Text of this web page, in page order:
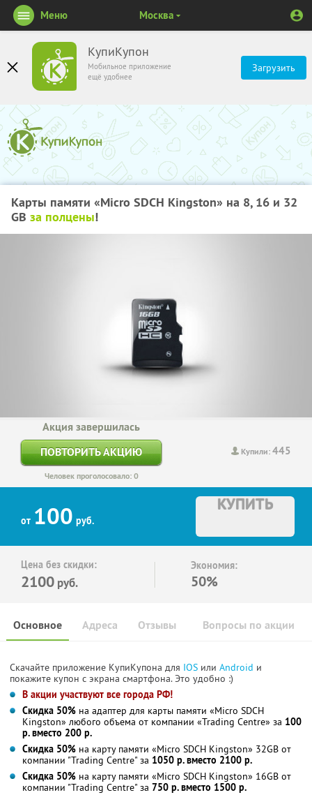
КупиКупон
Мобильное приложение
ещё удобнее
Загрузить
Меню Москва
Карты памяти «Micro SDCH Kingston» на 8, 16 и 32
GB за полцены!
Купили:445
Акция завершилась
ПОВТОРИТЬ АКЦИЮ
Человек проголосовало: 0
от 100 руб.
КУПИТЬ
Цена без скидки:
2100 руб.
Экономия:
50%
Основное Отзывы Вопросы по акции
Адреса
Скачайте приложение КупиКупона для IOS или Android и
покажите купон с экрана смартфона. Это удобно :)
В акции участвуют все города РФ!
Скидка 50% на адаптер для карты памяти «Micro SDCH
Kingston» любого объема от компании «Trading Centre» за 100
р. вместо 200 р.
Скидка 50% на карту памяти «Micro SDCH Kingston» 32GB от
компании "Trading Centre" за 1050 р. вместо 2100 р.
Скидка 50% на карту памяти «Micro SDCH Kingston» 16GB от
компании "Trading Centre" за 750 р. вместо 1500 р.